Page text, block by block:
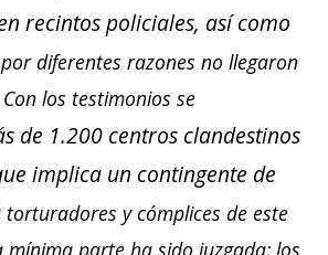
recintos policiales, así como
diferentes razones no llegaron
los testimonios se
de 1.200 centros clandestinos
implica un contingente de
torturadores y cómplices de este
mínima parte ha sido juzgada; los